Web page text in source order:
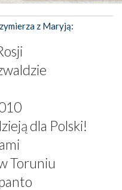
z Maryją:
dla Polski!
Toruniu